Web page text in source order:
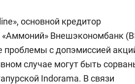
основной кредитор
«Аммоний» Внешэкономбанк
проблемы с допэмиссией
случае могут быть
Indorama. В связи